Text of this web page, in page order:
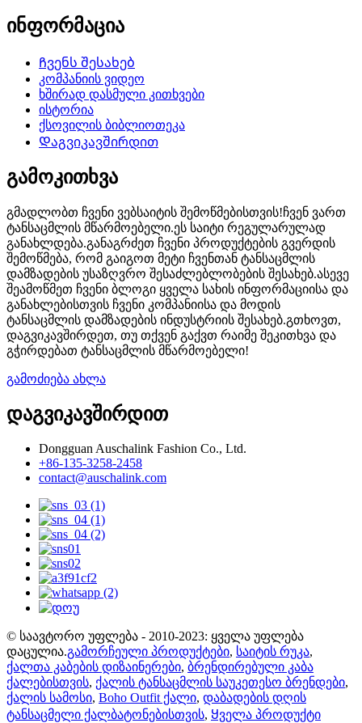
ინფორმაცია
Ჩვენს შესახებ
კომპანიის ვიდეო
ხშირად დასმული კითხვები
ისტორია
ქსოვილის ბიბლიოთეკა
Დაგვიკავშირდით
გამოკითხვა
გმადლობთ ჩვენი ვებსაიტის შემოწმებისთვის!ჩვენ ვართ
ტანსაცმლის მწარმოებელი.ეს საიტი რეგულარულად
განახლდება.განაგრძეთ ჩვენი პროდუქტების გვერდის
შემოწმება, რომ გაიგოთ მეტი ჩვენთან ტანსაცმლის
დამზადების უსაზღვრო შესაძლებლობების შესახებ.ასევე
შეამოწმეთ ჩვენი ბლოგი ყველა სახის ინფორმაციისა და
განახლებისთვის ჩვენი კომპანიისა და მოდის
ტანსაცმლის დამზადების ინდუსტრიის შესახებ.გთხოვთ,
დაგვიკავშირდეთ, თუ თქვენ გაქვთ რაიმე შეკითხვა და
გჭირდებათ ტანსაცმლის მწარმოებელი!
გამოძიება ახლა
დაგვიკავშირდით
Dongguan Auschalink Fashion Co., Ltd.
+86-135-3258-2458
contact@auschalink.com
© საავტორო უფლება - 2010-2023: ყველა უფლება
დაცულია.გამორჩეული პროდუქტები, საიტის რუკა,
ქალთა კაბების დიზაინერები, ბრენდირებული კაბა
ქალებისთვის, ქალის ტანსაცმლის საუკეთესო ბრენდები,
ქალის სამოსი, Boho Outfit ქალი, დაბადების დღის
ტანსაცმელი ქალბატონებისთვის, Ყველა პროდუქტი